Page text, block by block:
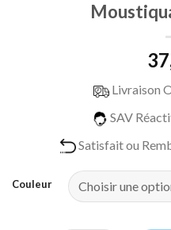
Livraison
SAV
Satisfait ou
Couleur